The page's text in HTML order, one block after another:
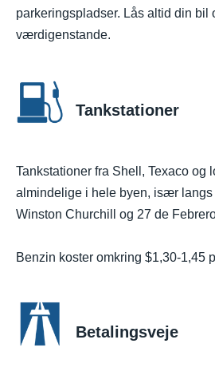
parkeringspladser. Lås altid din bil
værdigenstande.
Tankstationer
Tankstationer fra Shell, Texaco og
almindelige i hele byen, især langs
Winston Churchill og 27 de
Benzin koster omkring $1,30-1,45
Betalingsveje